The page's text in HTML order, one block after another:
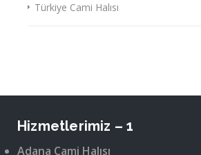
Türkiye Cami Halısı
Hizmetlerimiz – 1
Adana Cami Halısı